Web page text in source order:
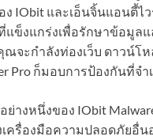
IObit และเอ็นจิ้นแอนตี้ไว
ข็งแกร่งเพื่อรักษาข้อมูล
ณจะกำลังท่องเว็บ ดาวน์
Pro ก็มอบการป้องกันที่
างหนึ่งของ IObit
ครื่องมือความปลอดภัยอื่